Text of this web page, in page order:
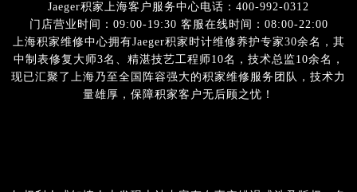
Jaeger积家上海客户服务中心电话：400-992-0312
门店营业时间：09:00-19:30 客服在线时间：08:00-22:00
上海积家维修中心拥有Jaeger积家时计维修养护专家30余名，其
中制表修复大师3名、精湛技艺工程师10名，技术总监10余名，
现已汇聚了上海乃至全国阵容强大的积家维修服务团队，技术力
量雄厚，保障积家客户无后顾之忧！